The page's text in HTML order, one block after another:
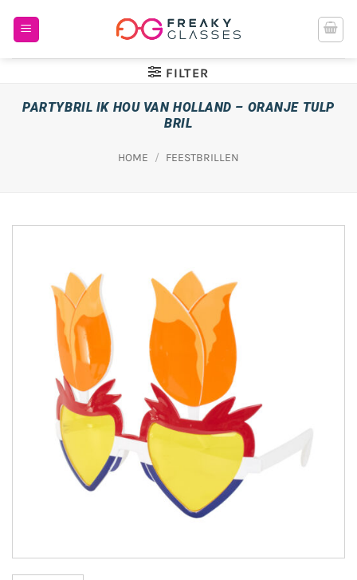
naar
FILTER
PARTYBRIL IK HOU VAN HOLLAND – ORANJE TULP
BRIL
HOME / FEESTBRILLEN